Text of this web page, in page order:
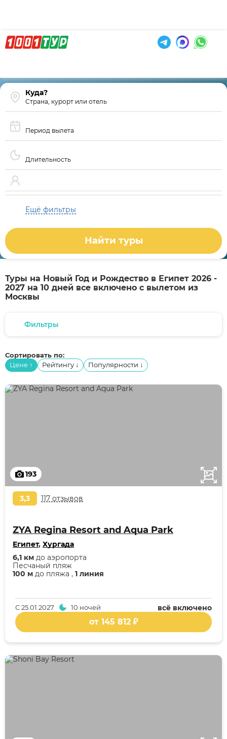
Страна, курорт или отель
Период вылета
Длительность
Ещё фильтры
Найти туры
Туры на Новый Год и Рождество в Египет 2026 -
2027 на 10 дней все включено с вылетом из
Москвы
Фильтры
Сортировать по:
Цене ↑ Рейтингу ↓ Популярности ↓
193
3,3 117 отзывов
ZYA Regina Resort and Aqua Park
Египет, Хургада
100 м до пляжа , 1 линия
Песчаный пляж
6,1 км до аэропорта
всё включено
С25.01.2027 10 ночей
от 145 812 ₽